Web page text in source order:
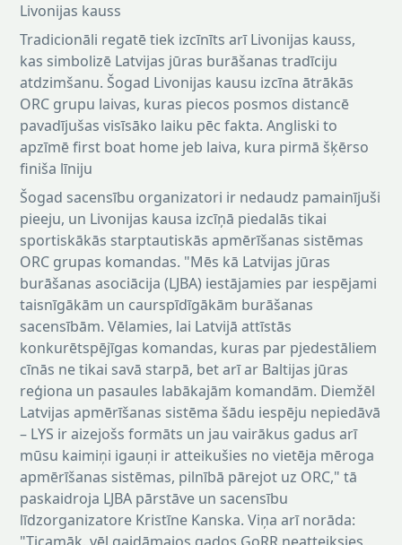
Livonijas kauss
Tradicionāli regatē tiek izcīnīts arī Livonijas kauss,
kas simbolizē Latvijas jūras burāšanas tradīciju
atdzimšanu. Šogad Livonijas kausu izcīna ātrākās
ORC grupu laivas, kuras piecos posmos distancē
pavadījušas visīsāko laiku pēc fakta. Angliski to
apzīmē first boat home jeb laiva, kura pirmā šķērso
finiša līniju
Šogad sacensību organizatori ir nedaudz pamainījuši
pieeju, un Livonijas kausa izcīņā piedalās tikai
sportiskākās starptautiskās apmērīšanas sistēmas
ORC grupas komandas. "Mēs kā Latvijas jūras
burāšanas asociācija (LJBA) iestājamies par iespējami
taisnīgākām un caurspīdīgākām burāšanas
sacensībām. Vēlamies, lai Latvijā attīstās
konkurētspējīgas komandas, kuras par pjedestāliem
cīnās ne tikai savā starpā, bet arī ar Baltijas jūras
reģiona un pasaules labākajām komandām. Diemžēl
Latvijas apmērīšanas sistēma šādu iespēju nepiedāvā
– LYS ir aizejošs formāts un jau vairākus gadus arī
mūsu kaimiņi igauņi ir atteikušies no vietēja mēroga
apmērīšanas sistēmas, pilnībā pārejot uz ORC," tā
paskaidroja LJBA pārstāve un sacensību
līdzorganizatore Kristīne Kanska. Viņa arī norāda: